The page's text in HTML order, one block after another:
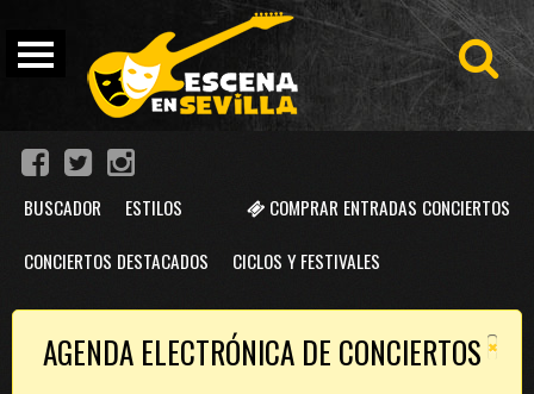
COMPRAR ENTRADAS CONCIERTOS
BUSCADOR ESTILOS
CONCIERTOS DESTACADOS CICLOS Y FESTIVALES
×
AGENDA ELECTRÓNICA DE CONCIERTOS